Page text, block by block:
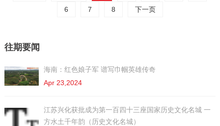
6
7 8 下一页
往期要闻
海南：红色娘子军 谱写巾帼英雄传奇
Apr 23,2024
江苏兴化获批成为第一百四十三座国家历史文化名城 一
方水土千年韵（历史文化名城）